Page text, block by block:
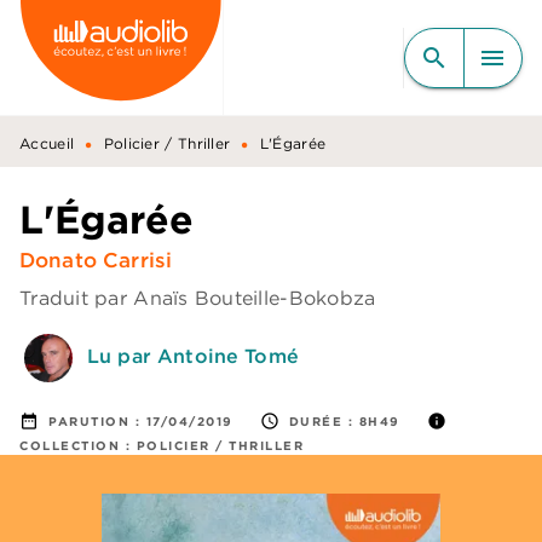
MENU RECHERCHE
CONTENU
PIED DE PAGE
search menu
Accueil • Policier / Thriller • L'Égarée
L'Égarée
Donato Carrisi
Traduit parAnaïs Bouteille-Bokobza
Lu par Antoine Tomé
date_range PARUTION : 17/04/2019 access_time DURÉE : 8H49 info
COLLECTION : POLICIER / THRILLER